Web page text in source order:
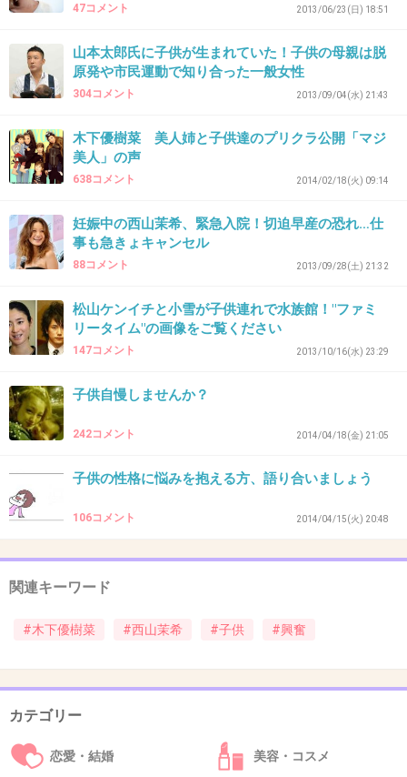
明かす - モデルプレス
mdpr.jp
モデルの西山茉希が、親友の山田優・小栗旬夫妻との近況を明かした。
＞また、親友でモデルの山田優からは西山のプ
ライベートの素行に対して内部告発が勃発。山
田は「優の家には、よく遊びに行くから置いて
おいてと、（西山の）赤ちゃんを寝かせるゆり
かごを勝手に送ってきました」と西山の自由過
のでしょう。正直困っています」とコメントを
送った。
＞これを受け、ゆりかごについて西山は「小栗
の苗字に娘の下の名前を書いた宛て名で、贈り
あるんですけど」と言及。「あの2人も、私の
娘に会いたくて私に連絡してきて呼び出すみた
ですよ。だからどんどん一緒に育てていこうか
なと思って」と意図を説明し、スタジオを笑い
に包んだ。
３３
47コメント 2013/06/23(日) 18:51
山本太郎氏に子供が生まれていた！子供の母親は脱
原発や市民運動で知り合った一般女性
304コメント 2013/09/04(水) 21:43
木下優樹菜 美人姉と子供達のプリクラ公開「マジ
美人」の声
638コメント 2014/02/18(火) 09:14
妊娠中の西山茉希、緊急入院！切迫早産の恐れ…仕
事も急きょキャンセル
88コメント 2013/09/28(土) 21:32
松山ケンイチと小雪が子供連れで水族館！"ファミ
リータイム"の画像をご覧ください
147コメント 2013/10/16(水) 23:29
子供自慢しませんか？
242コメント 2014/04/18(金) 21:05
子供の性格に悩みを抱える方、語り合いましょう
106コメント 2014/04/15(火) 20:48
関連キーワード
#木下優樹菜 #西山茉希 #子供 #興奮
カテゴリー
恋愛・結婚 美容・コスメ